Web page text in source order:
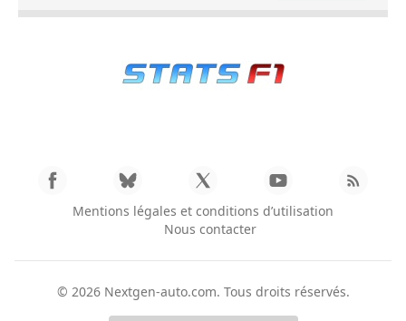
Mentions légales et conditions d’utilisation
Nous contacter
© 2026 Nextgen-auto.com. Tous droits réservés.